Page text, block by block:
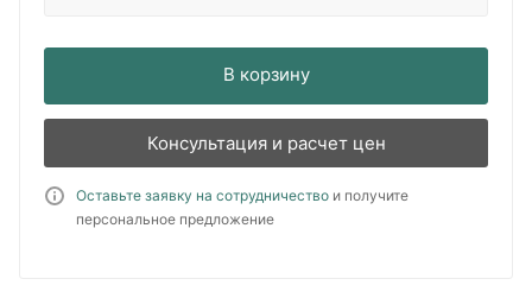
В корзину
Консультация и расчет цен
Оставьте заявку на сотрудничество и получите
персональное предложение